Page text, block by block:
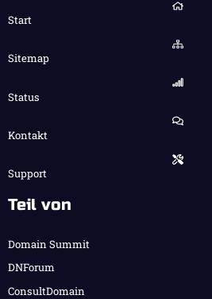
Start
Sitemap
Status
Kontakt
Support
Teil von
Domain Summit
DNForum
ConsultDomain